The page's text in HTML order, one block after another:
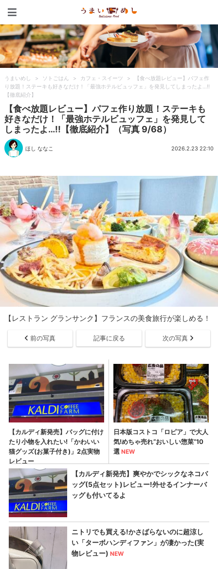
うまいめし > ソトごはん > カフェ・スイーツ >
【食べ放題レビュー】パフェ作
り放題！ステーキも好きなだけ！「最強ホテルビュッフェ」を発見してしまったよ…!!
【徹底紹介】
【食べ放題レビュー】パフェ作り放題！ステーキも
好きなだけ！「最強ホテルビュッフェ」を発見して
しまったよ…!!【徹底紹介】（写真 9/68）
ほし ななこ 2026.2.23 22:10
【レストラン グランサンク】フランスの美食旅行が楽しめる！
前の写真 記事に戻る 次の写真